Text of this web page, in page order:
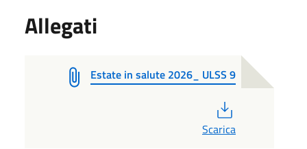
Allegati
Estate in salute 2026_ ULSS 9
Scarica